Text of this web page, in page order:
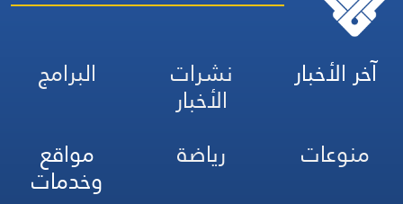
آخر الأخبار نشرات
الأخبار
البرامج
منوعات
رياضة مواقع
وخدمات